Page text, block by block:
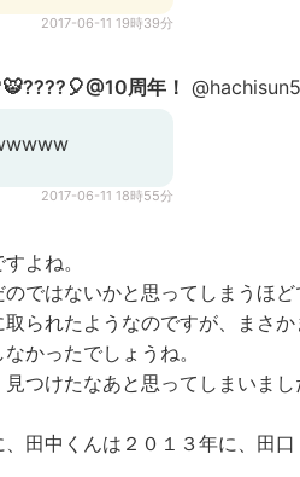
2017-06-11 19時39分
周年！ @hachisun5
2017-06-11 18時55分
よね。
ではないかと思ってしまうほど
られたようなのですが、まさ
かったでしょうね。
つけたなあと思ってしまいまし
田中くんは２０１３年に、田